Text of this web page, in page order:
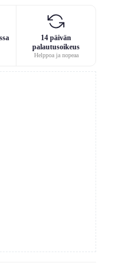
14 päivän
palautusoikeus
Helppoa ja nopeaa